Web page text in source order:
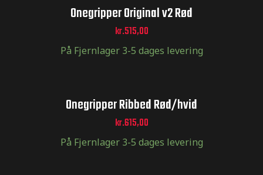
Onegripper Original v2 Rød
kr.515,00
På Fjernlager 3-5 dages levering
Onegripper Ribbed Rød/hvid
kr.615,00
På Fjernlager 3-5 dages levering